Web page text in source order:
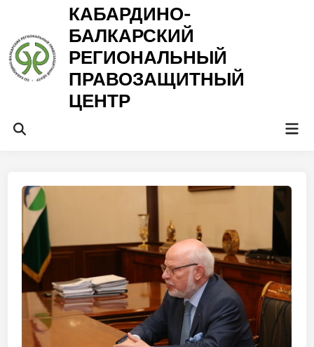
содержимому
КАБАРДИНО-
БАЛКАРСКИЙ
РЕГИОНАЛЬНЫЙ
ПРАВОЗАЩИТНЫЙ
ЦЕНТР
Открыть